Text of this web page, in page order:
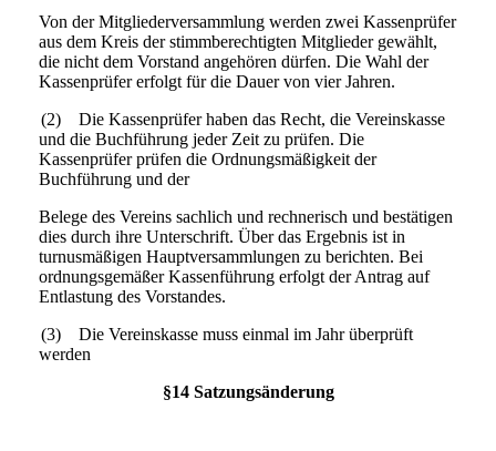
Von der Mitgliederversammlung werden zwei Kassenprüfer
aus dem Kreis der stimmberechtigten Mitglieder gewählt,
die nicht dem Vorstand angehören dürfen. Die Wahl der
Kassenprüfer erfolgt für die Dauer von vier Jahren.
(2) Die Kassenprüfer haben das Recht, die Vereinskasse
und die Buchführung jeder Zeit zu prüfen. Die
Kassenprüfer prüfen die Ordnungsmäßigkeit der
Buchführung und der
Belege des Vereins sachlich und rechnerisch und bestätigen
dies durch ihre Unterschrift. Über das Ergebnis ist in
turnusmäßigen Hauptversammlungen zu berichten. Bei
ordnungsgemäßer Kassenführung erfolgt der Antrag auf
Entlastung des Vorstandes.
(3) Die Vereinskasse muss einmal im Jahr überprüft
werden
§14 Satzungsänderung